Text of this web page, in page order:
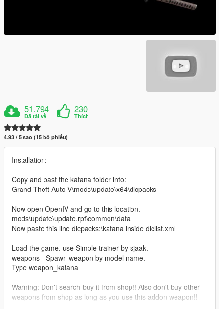
51.794
Đã tải về
230
Thích
4.93 / 5 sao (15 bỏ phiếu)
Installation:
Copy and past the katana folder into:
Grand Theft Auto V\mods\update\x64\dlcpacks
Now open OpenIV and go to this location.
mods\update\update.rpf\common\data
Now paste this line dlcpacks:\katana inside dlclist.xml
Load the game. use Simple trainer by sjaak.
weapons - Spawn weapon by model name.
Type weapon_katana
Warning: Don't search-buy it from shop!! Also don't buy other
weapons from shop as long as you use this addon weapon!!